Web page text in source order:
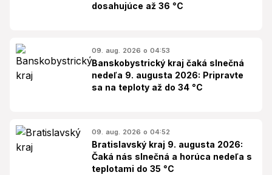
dosahujúce až 36 °C
09. aug. 2026 o 04:53
Banskobystrický kraj čaká slnečná
nedeľa 9. augusta 2026: Pripravte
sa na teploty až do 34 °C
09. aug. 2026 o 04:52
Bratislavský kraj 9. augusta 2026:
Čaká nás slnečná a horúca nedeľa s
teplotami do 35 °C